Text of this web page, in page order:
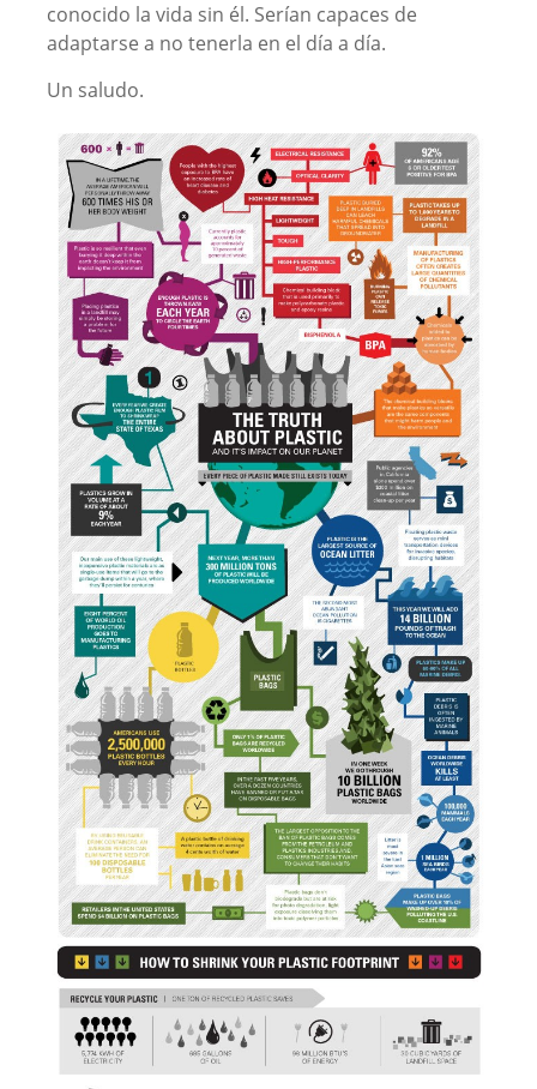
conocido la vida sin él. Serían capaces de
adaptarse a no tenerla en el día a día.
Un saludo.